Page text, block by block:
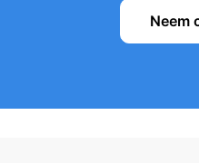
Neem